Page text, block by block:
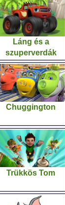
Láng és a
szuperverdák
Chuggington
Trükkös Tom